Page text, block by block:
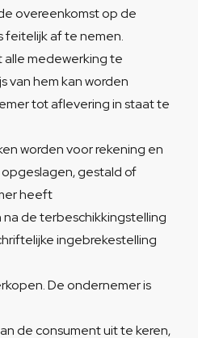
overeenkomst op de
af te nemen.
alle medewerking te
van hem kan worden
tot aflevering in staat te
worden voor rekening en
gestald of
heeft
de terbeschikkingstelling
ingebrekestelling
De ondernemer is
de consument uit te keren,